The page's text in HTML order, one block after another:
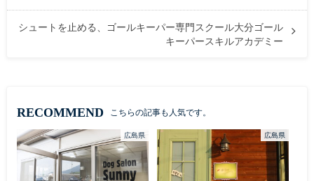
シュートを止める、ゴールキーパー専門スクール大分ゴール
キーパースキルアカデミー
RECOMMEND こちらの記事も人気です。
広島県 広島県